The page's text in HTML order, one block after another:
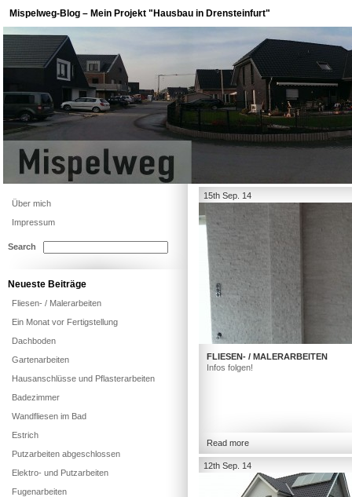
Mispelweg-Blog – Mein Projekt "Hausbau in Drensteinfurt"
15th Sep. 14
FLIESEN- / MALERARBEITEN
Infos folgen!
Read more
12th Sep. 14
Über mich
Impressum
Search
Neueste Beiträge
Fliesen- / Malerarbeiten
Ein Monat vor Fertigstellung
Dachboden
Gartenarbeiten
Hausanschlüsse und Pflasterarbeiten
Badezimmer
Wandfliesen im Bad
Estrich
Putzarbeiten abgeschlossen
Elektro- und Putzarbeiten
Fugenarbeiten